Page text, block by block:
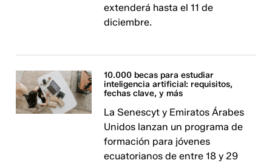
extenderá hasta el 11 de
diciembre.
10.000 becas para estudiar
inteligencia artificial: requisitos,
fechas clave, y más
La Senescyt y Emiratos Árabes
Unidos lanzan un programa de
formación para jóvenes
ecuatorianos de entre 18 y 29